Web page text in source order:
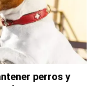
perros y